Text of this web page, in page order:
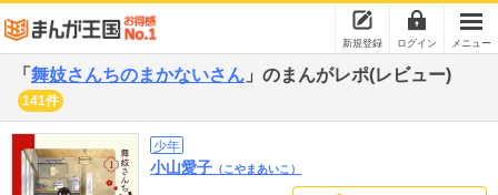
新規登録 ログイン メニュー
「 舞妓さんちのまかないさん 」のまんがレポ(レビュー)
141件
少年
小山愛子 （こやまあいこ）